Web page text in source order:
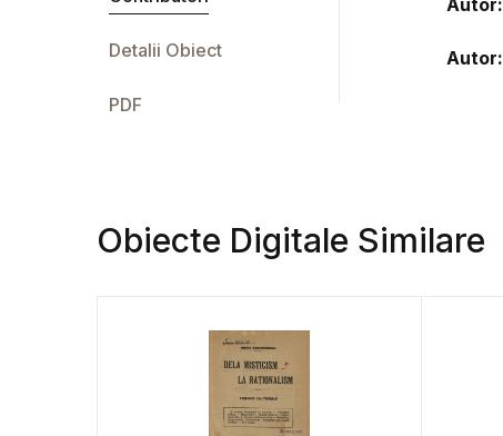
Detalii Obiect
PDF
Autor:
Autor:
Obiecte Digitale Similare